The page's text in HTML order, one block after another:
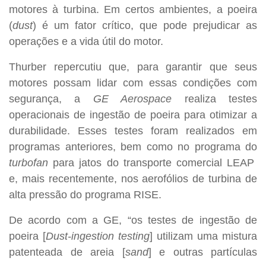
motores à turbina. Em certos ambientes, a poeira
(dust) é um fator crítico, que pode prejudicar as
operações e a vida útil do motor.
Thurber repercutiu que, para garantir que seus
motores possam lidar com essas condições com
segurança, a GE Aerospace realiza testes
operacionais de ingestão de poeira para otimizar a
durabilidade. Esses testes foram realizados em
programas anteriores, bem como no programa do
turbofan para jatos do transporte comercial LEAP
e, mais recentemente, nos aerofólios de turbina de
alta pressão do programa RISE.
De acordo com a GE, “os testes de ingestão de
poeira [Dust-ingestion testing] utilizam uma mistura
patenteada de areia [sand] e outras partículas